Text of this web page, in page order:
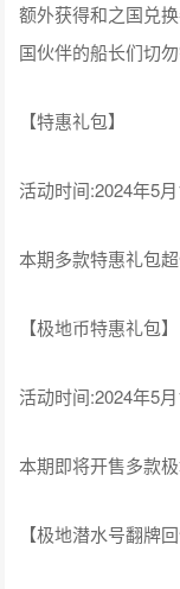
额外获得和之国兑
国伙伴的船长们切
【特惠礼包】
活动时间:2024年5
本期多款特惠礼包
【极地币特惠礼包】
活动时间:2024年5
本期即将开售多款
【极地潜水号翻牌回